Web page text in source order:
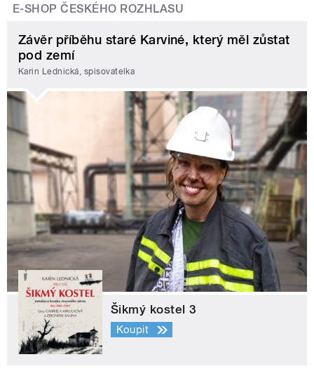
E-SHOP ČESKÉHO ROZHLASU
Závěr příběhu staré Karviné, který měl zůstat
pod zemí
Karin Lednická, spisovatelka
Šikmý kostel 3
Koupit